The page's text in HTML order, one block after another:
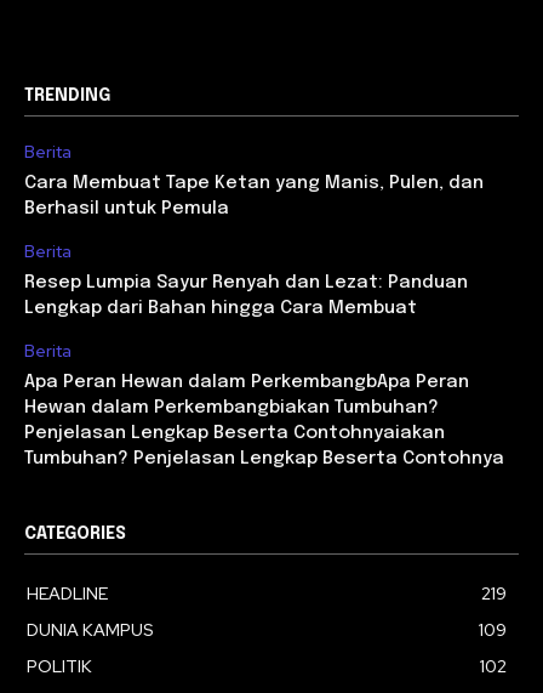
TRENDING
Berita
Cara Membuat Tape Ketan yang Manis, Pulen, dan
Berhasil untuk Pemula
Berita
Resep Lumpia Sayur Renyah dan Lezat: Panduan
Lengkap dari Bahan hingga Cara Membuat
Berita
Apa Peran Hewan dalam PerkembangbApa Peran
Hewan dalam Perkembangbiakan Tumbuhan?
Penjelasan Lengkap Beserta Contohnyaiakan
Tumbuhan? Penjelasan Lengkap Beserta Contohnya
CATEGORIES
HEADLINE
219
DUNIA KAMPUS
109
POLITIK
102